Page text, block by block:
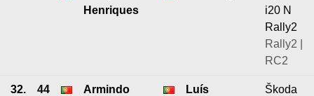
Henriques
i20 N
Rally2
Rally2 |
RC2
32. 44
Armindo
Luís
Škoda